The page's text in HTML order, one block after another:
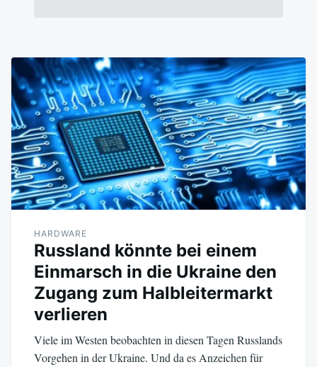
HARDWARE
Russland könnte bei einem
Einmarsch in die Ukraine den
Zugang zum Halbleitermarkt
verlieren
Viele im Westen beobachten in diesen Tagen Russlands
Vorgehen in der Ukraine. Und da es Anzeichen für